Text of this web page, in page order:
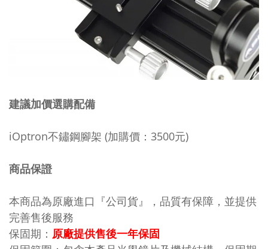
建議加價選購配備
iOptron不鏽鋼腳架 (加購價：3500元)
商品保證
本商品為原廠進口『公司貨』，品質有保障，並提供
完善售後服務
保固期： 原廠提供售後一年保固